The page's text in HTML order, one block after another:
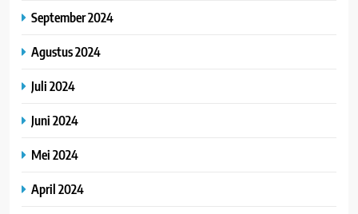
September 2024
Agustus 2024
Juli 2024
Juni 2024
Mei 2024
April 2024